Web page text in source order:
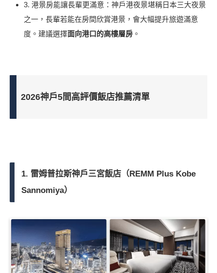
3. 港景房能讓長輩更滿意：神戶港夜景堪稱日本三大夜景
之一，長輩若能在房間欣賞港景，會大幅提升旅遊滿意
度。建議選擇面向港口的高樓層房 。
2026神戶5間高評價飯店推薦清單
1. 雷姆普拉斯神戶三宮飯店（REMM Plus Kobe
Sannomiya）